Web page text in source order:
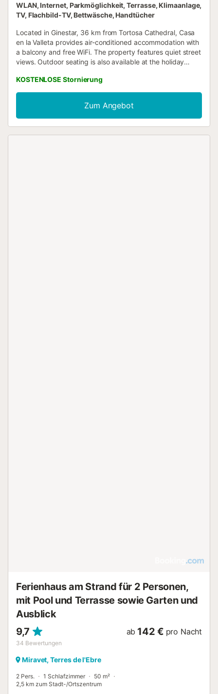
WLAN, Internet, Parkmöglichkeit, Terrasse, Klimaanlage,
TV, Flachbild-TV, Bettwäsche, Handtücher
Located in Ginestar, 36 km from Tortosa Cathedral, Casa
en la Valleta provides air-conditioned accommodation with
a balcony and free WiFi. The property features quiet street
views. Outdoor seating is also available at the holiday
KOSTENLOSE Stornierung
Zum Angebot
Ferienhaus am Strand für 2 Personen,
mit Pool und Terrasse sowie Garten und
Ausblick
9,7
34 Bewertungen
ab 142 € pro Nacht
Miravet, Terres de l'Ebre
2 Pers. 1 Schlafzimmer
50 m²
2,5 km zum Stadt-/Ortszentrum